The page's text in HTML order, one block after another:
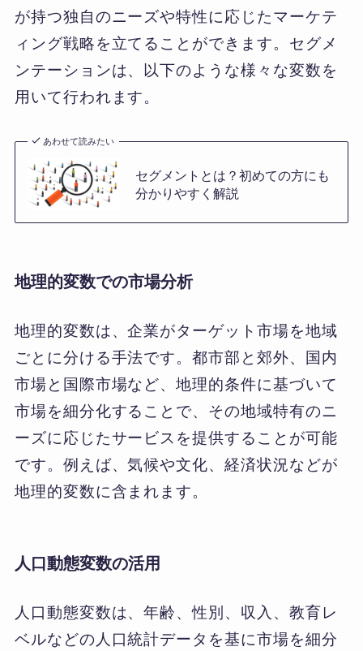
が持つ独自のニーズや特性に応じたマーケテ
ィング戦略を立てることができます。セグメ
ンテーションは、以下のような様々な変数を
用いて行われます。
あわせて読みたい
セグメントとは？初めての方にも
分かりやすく解説
地理的変数での市場分析
地理的変数は、企業がターゲット市場を地域
ごとに分ける手法です。都市部と郊外、国内
市場と国際市場など、地理的条件に基づいて
市場を細分化することで、その地域特有のニ
ーズに応じたサービスを提供することが可能
です。例えば、気候や文化、経済状況などが
地理的変数に含まれます。
人口動態変数の活用
人口動態変数は、年齢、性別、収入、教育レ
ベルなどの人口統計データを基に市場を細分